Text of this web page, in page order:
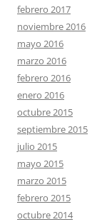
febrero 2017
noviembre 2016
mayo 2016
marzo 2016
febrero 2016
enero 2016
octubre 2015
septiembre 2015
julio 2015
mayo 2015
marzo 2015
febrero 2015
octubre 2014